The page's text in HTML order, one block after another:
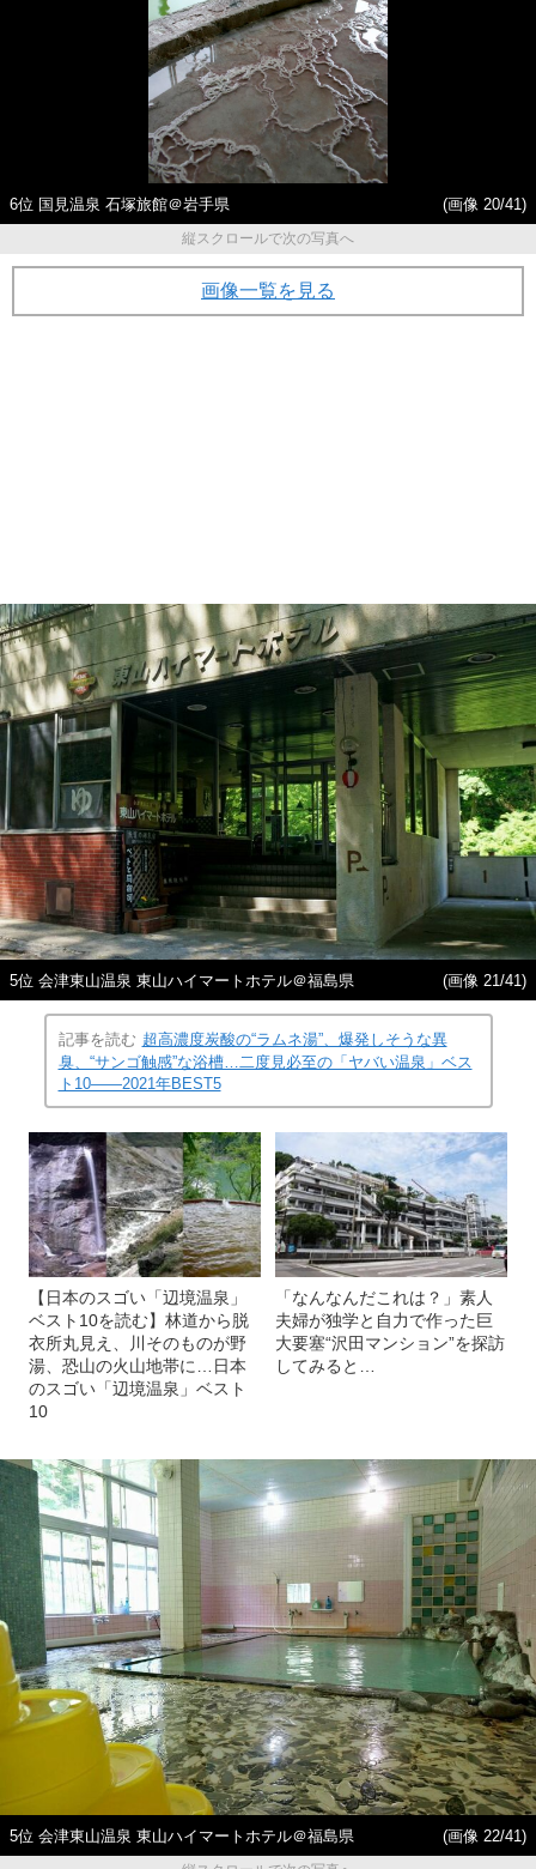
6位 国見温泉 石塚旅館＠岩手県
(画像 20/41)
縦スクロールで次の写真へ
画像一覧を見る
5位 会津東山温泉 東山ハイマートホテル＠福島県 (画像 21/41)
記事を読む 超高濃度炭酸の“ラムネ湯”、爆発しそうな異
臭、“サンゴ触感”な浴槽…二度見必至の「ヤバい温泉」ベス
ト10――2021年BEST5
【日本のスゴい「辺境温泉」
ベスト10を読む】林道から脱
衣所丸見え、川そのものが野
湯、恐山の火山地帯に…日本
のスゴい「辺境温泉」ベスト
10
「なんなんだこれは？」素人
夫婦が独学と自力で作った巨
大要塞“沢田マンション”を探訪
してみると…
5位 会津東山温泉 東山ハイマートホテル＠福島県
(画像 22/41)